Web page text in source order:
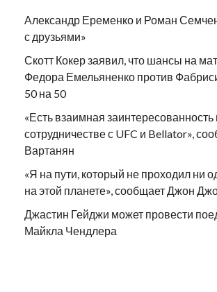
Александр Еременко и Роман
с друзьями»
Скотт Кокер заявил, что шансы на
Федора Емельяненко против
50 на 50
«Есть взаимная заинтересованность
сотрудничестве с UFC и Bellator»,
Вартанян
«Я на пути, который не проходил ни
на этой планете», сообщает Джон
Джастин Гейджи может провести
Майкла Чендлера